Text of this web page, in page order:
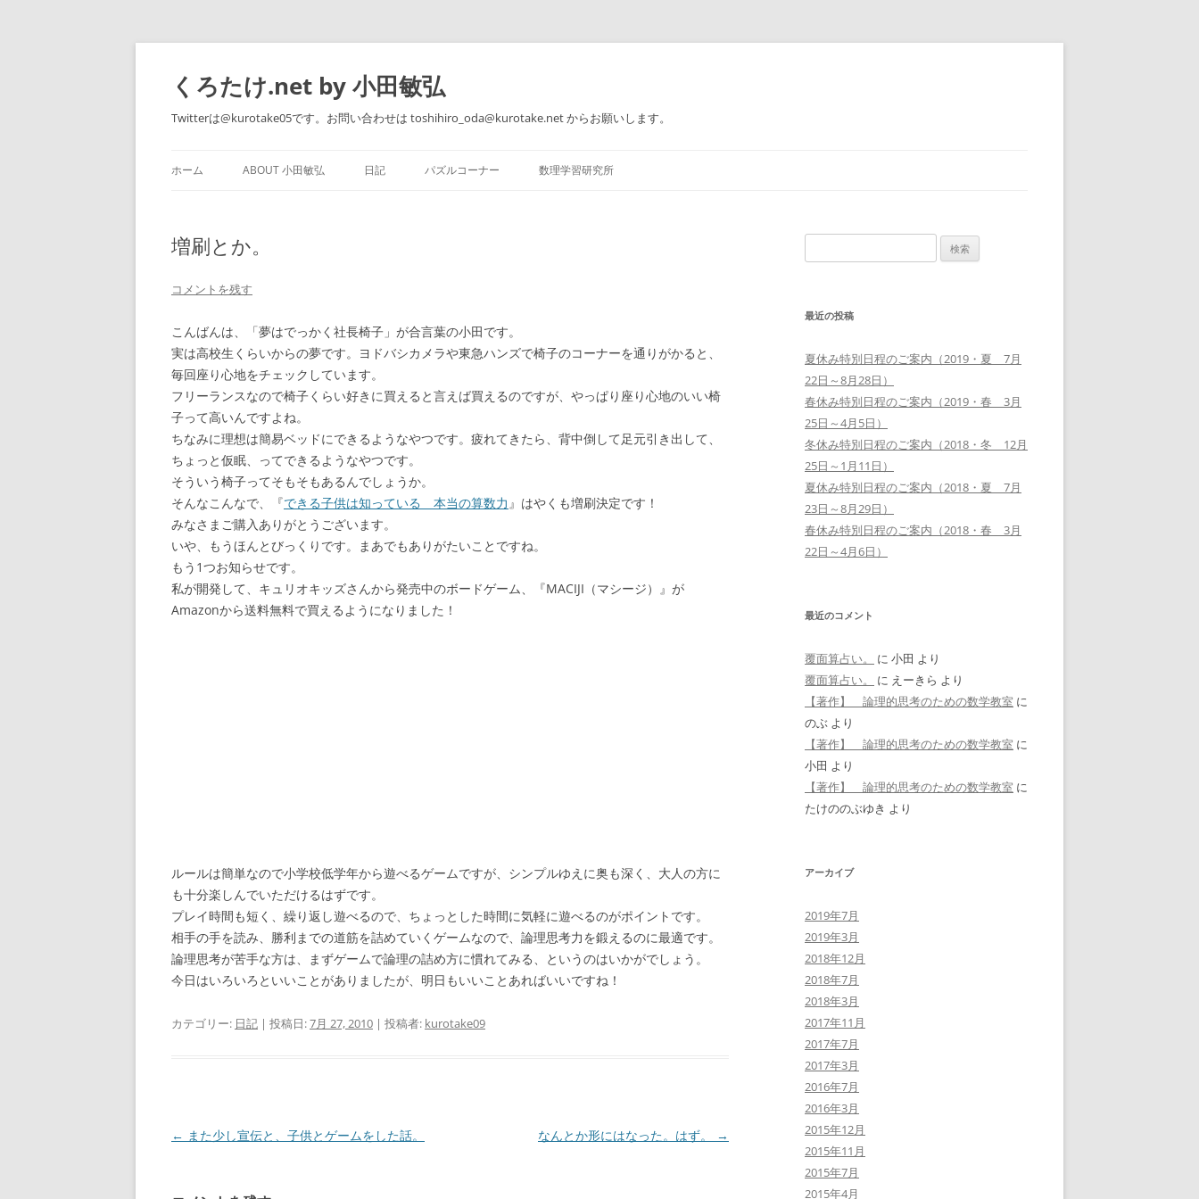
くろたけ.net by 小田敏弘
Twitterは@kurotake05です。お問い合わせは toshihiro_oda@kurotake.net からお願いします。
ン
テ
ホーム ABOUT 小田敏弘
【ゲーム】 はらぺこ
【著作】 大人のための算数教室
日記 パズルコーナー 数理学習研究所
増刷とか。
コメントを残す
こんばんは、「夢はでっかく社長椅子」が合言葉の小田です。
実は高校生くらいからの夢です。ヨドバシカメラや東急ハンズで椅子のコーナーを通りがかると、
毎回座り心地をチェックしています。
フリーランスなので椅子くらい好きに買えると言えば買えるのですが、やっぱり座り心地のいい椅
子って高いんですよね。
ちなみに理想は簡易ベッドにできるようなやつです。疲れてきたら、背中倒して足元引き出して、
ちょっと仮眠、ってできるようなやつです。
そういう椅子ってそもそもあるんでしょうか。
そんなこんなで、『できる子供は知っている 本当の算数力 』はやくも増刷決定です！
みなさまご購入ありがとうございます。
いや、もうほんとびっくりです。まあでもありがたいことですね。
もう1つお知らせです。
私が開発して、キュリオキッズさんから発売中のボードゲーム、『MACIJI（マシージ）』が
Amazonから送料無料で買えるようになりました！
ルールは簡単なので小学校低学年から遊べるゲームですが、シンプルゆえに奥も深く、大人の方に
も十分楽しんでいただけるはずです。
プレイ時間も短く、繰り返し遊べるので、ちょっとした時間に気軽に遊べるのがポイントです。
相手の手を読み、勝利までの道筋を詰めていくゲームなので、論理思考力を鍛えるのに最適です。
論理思考が苦手な方は、まずゲームで論理の詰め方に慣れてみる、というのはいかがでしょう。
今日はいろいろといいことがありましたが、明日もいいことあればいいですね！
カテゴリー: 日記 | 投稿日:7月 27, 2010 | 投稿者: kurotake09
投
← また少し宣伝と、子供とゲームをした話。 なんとか形にはなった。はず。 →
索:
最近の投稿
夏休み特別日程のご案内（2019・夏 7月
22日～8月28日）
春休み特別日程のご案内（2019・春 3月
25日～4月5日）
冬休み特別日程のご案内（2018・冬 12月
25日～1月11日）
夏休み特別日程のご案内（2018・夏 7月
23日～8月29日）
春休み特別日程のご案内（2018・春 3月
22日～4月6日）
最近のコメント
覆面算占い。 に 小田 より
覆面算占い。
に えーきら より
【著作】 論理的思考のための数学教室 に
のぶ より
【著作】 論理的思考のための数学教室 に
小田 より
【著作】 論理的思考のための数学教室 に
たけののぶゆき より
アーカイブ
2019年7月
2019年3月
2018年12月
2018年7月
2018年3月
2017年11月
2017年7月
2017年3月
2016年7月
2016年3月
2015年12月
2015年11月
2015年7月
2015年4月